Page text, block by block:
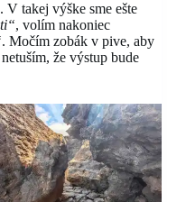
V takej výške sme ešte
, volím nakoniec
. Močím zobák v pive, aby
že výstup bude